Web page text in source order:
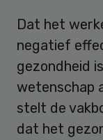
Dat het
negatief
gezondheid
wetenschap
stelt de
dat het